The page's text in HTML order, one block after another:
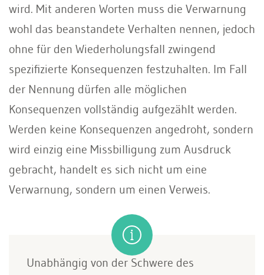
wird. Mit anderen Worten muss die Verwarnung
wohl das beanstandete Verhalten nennen, jedoch
ohne für den Wiederholungsfall zwingend
speziﬁzierte Konsequenzen festzuhalten. Im Fall
der Nennung dürfen alle möglichen
Konsequenzen vollständig aufgezählt werden.
Werden keine Konsequenzen angedroht, sondern
wird einzig eine Missbilligung zum Ausdruck
gebracht, handelt es sich nicht um eine
Verwarnung, sondern um einen Verweis.
Unabhängig von der Schwere des